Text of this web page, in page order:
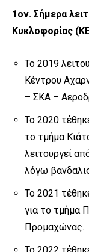
1ον. Σήμερα
Κυκλοφορίας
Το 2019
Κέντρου
– ΣΚΑ –
Το 2020
το τμήμα
λειτουργεί
λόγω
To 2021
για το τμήμα
Προμαχώνας.
Το 2022